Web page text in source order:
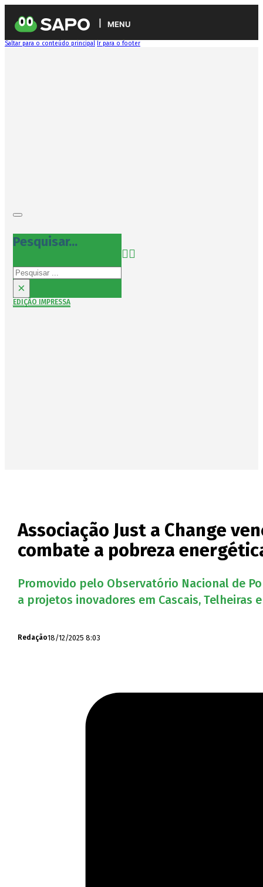
MENU
Saltar para o conteúdo principal Ir para o footer
Pesquisar...
Pesquisar
×
EDIÇÃO IMPRESSA
Associação Just a Change
combate a pobreza
Promovido pelo Observatório Nacional de
a projetos inovadores em Cascais, Telheiras
Redação18/12/2025 8:03